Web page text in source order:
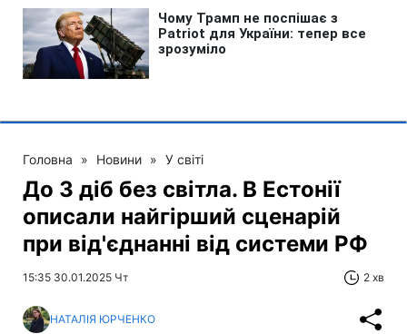
Головна » Новини » У світі
До 3 діб без світла. В Естонії
описали найгірший сценарій
при від'єднанні від системи РФ
15:35 30.01.2025 Чт 2 хв
НАТАЛІЯ ЮРЧЕНКО